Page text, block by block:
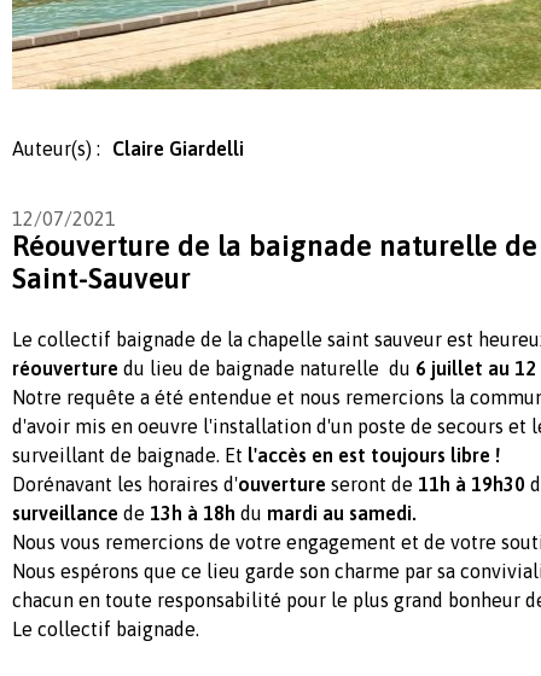
Auteur(s) : Claire Giardelli
12/07/2021
Réouverture de la baignade naturelle
Saint-Sauveur
Le collectif baignade de la chapelle saint sauveur est
réouverture du lieu de baignade naturelle du 6 juillet au 12
Notre requête a été entendue et nous remercions la
d'avoir mis en oeuvre l'installation d'un poste de secours et
surveillant de baignade. Et l'accès en est toujours libre !
Dorénavant les horaires d'ouverture seront de 11h à 19h30
surveillance de 13h à 18h du mardi au samedi.
Nous vous remercions de votre engagement et de votre
Nous espérons que ce lieu garde son charme par sa
chacun en toute responsabilité pour le plus grand bonheur
Le collectif baignade.